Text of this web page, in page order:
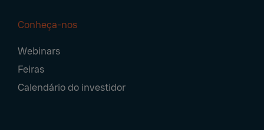
Conheça-nos
Webinars
Feiras
Calendário do investidor